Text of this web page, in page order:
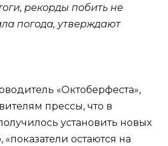
рекорды побить не
погода, утверждают
«Октоберфеста»,
прессы, что в
установить новых
остаются на